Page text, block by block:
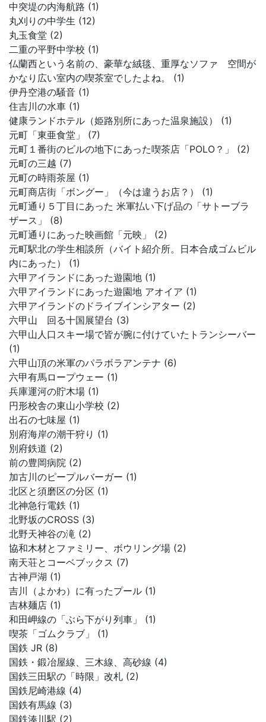
中突堤の内海航路 (1)
丸刈りの中学生 (12)
丸玉食堂 (2)
二重の平野中学校 (1)
仏蘭西という名前の、豪華な絨毯、重厚なソファ 空間が
かなり広い室内の喫茶室でしたよね。 (1)
伊丹空港の騒音 (1)
住吉川の水車 (1)
健康ランドホテル（姫路別所にあった温泉施設） (1)
元町「東亜食堂」 (7)
元町１番街のビルの地下にあった喫茶店「POLO？」 (2)
元町の三越 (7)
元町の時雨茶屋 (1)
元町商店街「ボングー」（今は違うお店？） (1)
元町通り５丁目にあった 米軍払い下げ品の「サトーブラ
ザース」 (8)
元町通りにあった映画館「元映」 (2)
元町駅北の学生相談所（バイト紹介所。日本合成ゴムビル
内にあった） (1)
六甲アイランドにあった遊園地 (1)
六甲アイランドにあった遊園地 アオイア (1)
六甲アイランドのドライブインシアター (2)
六甲山 回る十国展望台 (3)
六甲山人口スキー場で皆が腕に付けていたトランシーバー
(1)
六甲山頂の米軍のパラボラアンテナ (6)
六甲有馬ロープウェー (1)
兵庫運河の貯木場 (1)
円形校舎の東山小学校 (2)
出石の七味屋 (1)
別府海岸の潮干狩り (1)
別府鉄道 (2)
前の豊岡病院 (2)
加古川のピープルバーガー (1)
北区と須磨区の分区 (1)
北神急行電鉄 (1)
北野坂のCROSS (3)
北野天神谷の滝 (2)
協和木材とファミリー、ボウリング場 (2)
南天荘とコーベブックス (7)
古神戸湖 (1)
吉川（よかわ）に有ったプール (1)
吉林麺店 (1)
和田岬線の「ぶら下がり列車」 (1)
喫茶「ゴムクラブ」 (1)
国鉄 JR (8)
国鉄・鍛冶屋線、三木線、高砂線 (4)
国鉄三田駅の「時限」改札 (2)
国鉄尼崎港線 (4)
国鉄有馬線 (3)
国鉄湊川駅 (2)